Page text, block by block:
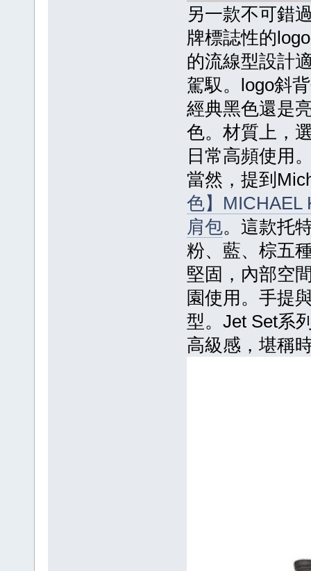
另一款不可錯
牌標誌性的
的流線型設計
駕馭。logo斜
經典黑色還是
色。材質上，
日常高頻使用
當然，提到
色】MICHAEL
肩包。這款托
粉、藍、棕五
堅固，內部空
園使用。手提
型。Jet Set系
高級感，堪稱